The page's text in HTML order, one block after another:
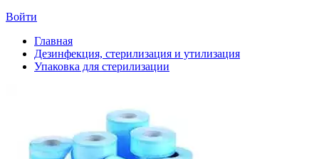
Войти
Главная
Дезинфекция, стерилизация и утилизация
Упаковка для стерилизации